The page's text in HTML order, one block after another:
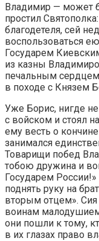
Владимир — может
простил
благодетеля, сей
воспользоваться
Государем
из казны
печальным
в походе с Князем
Уже Борис, нигде
с войском и стоял
ему весть о
занимался
Товарищи побед
тобою дружина и
Государем
поднять руку на
вторым отцем». Сия
воинам
они пошли к тому,
в их глазах право